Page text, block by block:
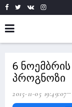
6
პროგნოზი
2015-11-05 19:49:07